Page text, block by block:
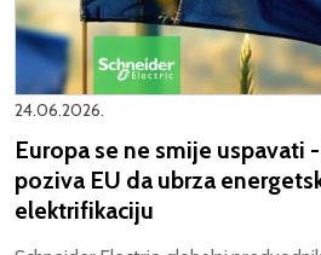
24.06.2026.
Europa se ne smije uspavati
poziva EU da ubrza
elektrifikaciju